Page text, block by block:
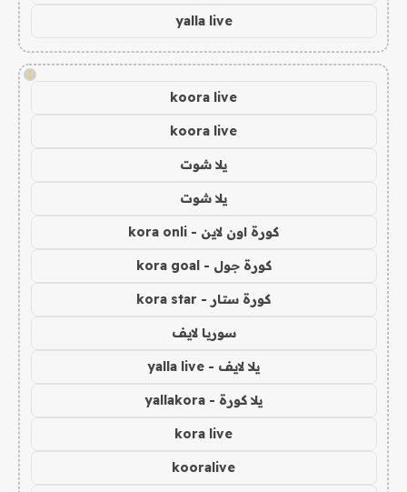
yalla live
!
koora live
koora live
يلا شوت
يلا شوت
كورة اون لاين - kora onli
كورة جول - kora goal
كورة ستار - kora star
سوريا لايف
يلا لايف - yalla live
يلا كورة - yallakora
kora live
kooralive